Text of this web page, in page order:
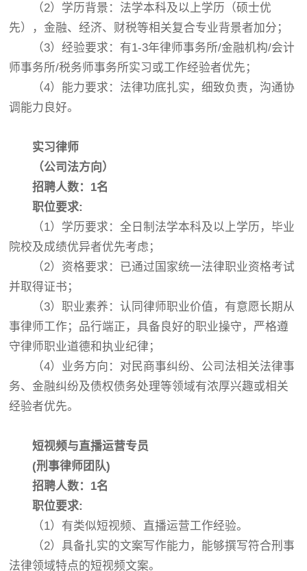
（2）学历背景：法学本科及以上学历（硕士优
先），金融、经济、财税等相关复合专业背景者加分；
（3）经验要求：有1-3年律师事务所/金融机构/会计
师事务所/税务师事务所实习或工作经验者优先；
（4）能力要求：法律功底扎实，细致负责，沟通协
调能力良好。
实习律师
（公司法方向）
招聘人数：1名
职位要求:
（1）学历要求：全日制法学本科及以上学历，毕业
院校及成绩优异者优先考虑；
（2）资格要求：已通过国家统一法律职业资格考试
并取得证书；
（3）职业素养：认同律师职业价值，有意愿长期从
事律师工作；品行端正，具备良好的职业操守，严格遵
守律师职业道德和执业纪律；
（4）业务方向：对民商事纠纷、公司法相关法律事
务、金融纠纷及债权债务处理等领域有浓厚兴趣或相关
经验者优先。
短视频与直播运营专员
(刑事律师团队)
招聘人数：1名
职位要求:
（1）有类似短视频、直播运营工作经验。
（2）具备扎实的文案写作能力，能够撰写符合刑事
法律领域特点的短视频文案。